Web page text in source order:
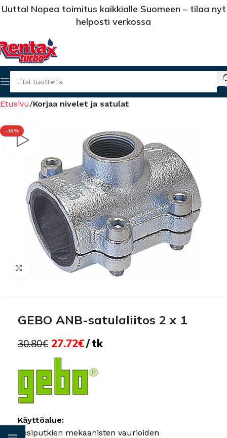
Uutta! Nopea toimitus kaikkialle Suomeen – tilaa nyt
helposti verkossa
Etusivu Korjaa nivelet ja satulat
-10%
Click to enlarge
GEBO ANB-satulaliitos 2 x 1
30.80€ 27.72€ tk
Käyttöalue:
Vesiputkien mekaanisten vaurioiden